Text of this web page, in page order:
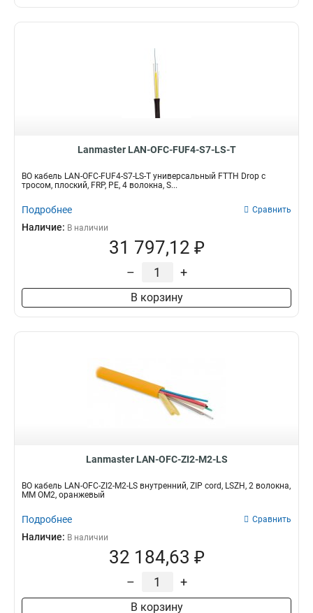
Lanmaster LAN-OFC-FUF4-S7-LS-T
ВО кабель LAN-OFC-FUF4-S7-LS-T универсальный FTTH Drop с
тросом, плоский, FRP, PE, 4 волокна, S...
Подробнее Сравнить
Наличие: В наличии
31 797,12 ₽
– +
В корзину
Lanmaster LAN-OFC-ZI2-M2-LS
ВО кабель LAN-OFC-ZI2-M2-LS внутренний, ZIP cord, LSZH, 2 волокна,
MM OM2, оранжевый
Подробнее Сравнить
Наличие: В наличии
32 184,63 ₽
– +
В корзину